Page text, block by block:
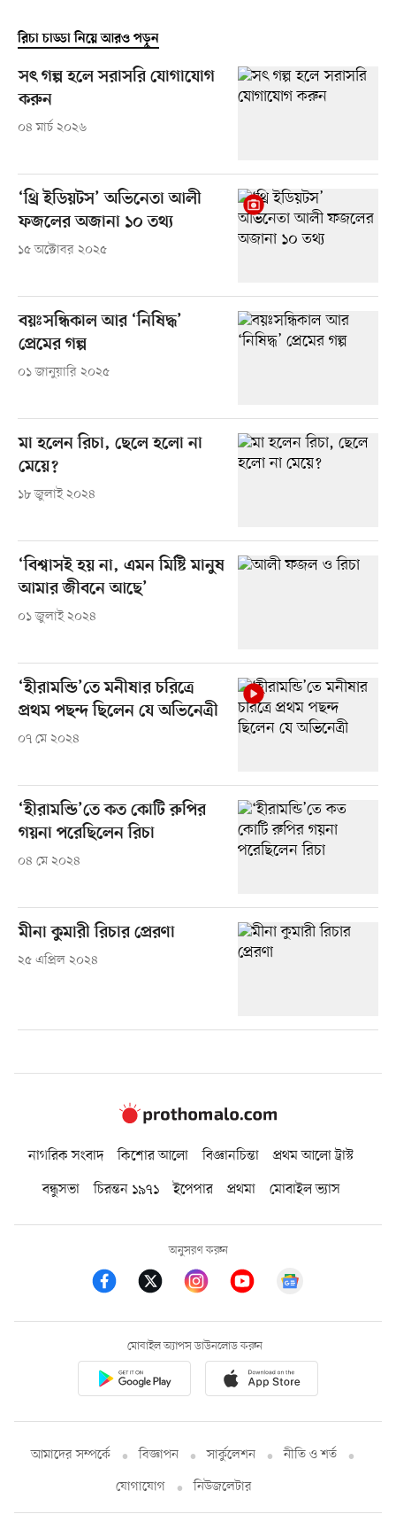
রিচা চাড্ডা নিয়ে আরও পড়ুন
সৎ গল্প হলে সরাসরি যোগাযোগ
করুন
০৪ মার্চ ২০২৬
‘থ্রি ইডিয়টস’ অভিনেতা আলী
ফজলের অজানা ১০ তথ্য
১৫ অক্টোবর ২০২৫
বয়ঃসন্ধিকাল আর ‘নিষিদ্ধ’
প্রেমের গল্প
০১ জানুয়ারি ২০২৫
মা হলেন রিচা, ছেলে হলো না
মেয়ে?
১৮ জুলাই ২০২৪
‘বিশ্বাসই হয় না, এমন মিষ্টি মানুষ
আমার জীবনে আছে’
০১ জুলাই ২০২৪
‘হীরামন্ডি’তে মনীষার চরিত্রে
প্রথম পছন্দ ছিলেন যে অভিনেত্রী
০৭ মে ২০২৪
‘হীরামন্ডি’তে কত কোটি রুপির
গয়না পরেছিলেন রিচা
০৪ মে ২০২৪
মীনা কুমারী রিচার প্রেরণা
২৫ এপ্রিল ২০২৪
নাগরিক সংবাদ কিশোর আলো বিজ্ঞানচিন্তা
প্রথম আলো ট্রাস্ট
বন্ধুসভা
চিরন্তন ১৯৭১ ইপেপার প্রথমা মোবাইল ভ্যাস
অনুসরণ করুন
মোবাইল অ্যাপস ডাউনলোড করুন
আমাদের সম্পর্কে বিজ্ঞাপন সার্কুলেশন
নীতি ও শর্ত
যোগাযোগ
নিউজলেটার